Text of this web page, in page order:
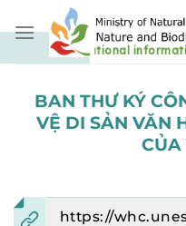
to
content
BAN THƯ KÝ
VỆ DI SẢN VĂN
CỦA
https://